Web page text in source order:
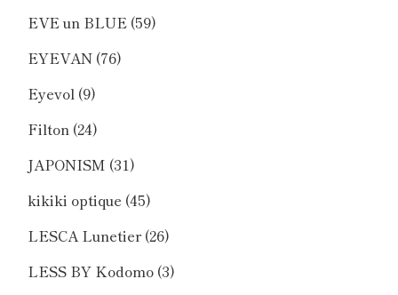
EVE un BLUE (59)
EYEVAN (76)
Eyevol (9)
Filton (24)
JAPONISM (31)
kikiki optique (45)
LESCA Lunetier(26)
LESS BY Kodomo (3)